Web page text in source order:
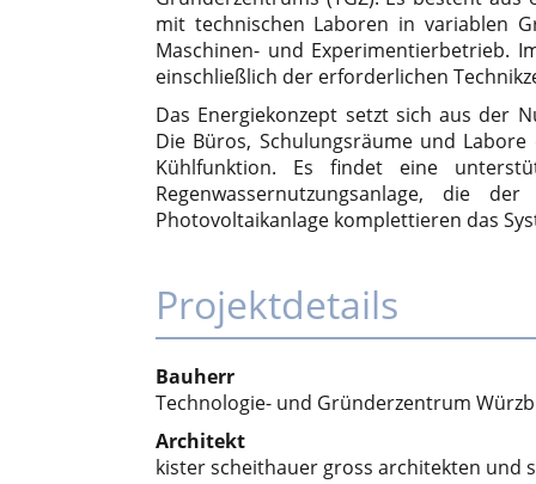
mit technischen Laboren in variablen
Maschinen- und Experimentierbetrieb.
einschließlich der erforderlichen
Das Energiekonzept setzt sich aus der
Die Büros, Schulungsräume und
Kühlfunktion. Es findet eine
Regenwassernutzungsanlage, die
Photovoltaikanlage komplettieren das
Projektdetails
Bauherr
Technologie- und Gründerzentrum
Architekt
kister scheithauer gross architekten und